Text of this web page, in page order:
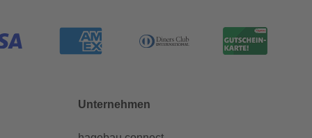
Unternehmen